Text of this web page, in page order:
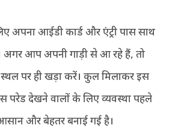
अपना आईडी कार्ड और एंट्री पास साथ
अगर आप अपनी गाड़ी से आ रहे हैं, तो
स्थल पर ही खड़ा करें। कुल मिलाकर इस
परेड देखने वालों के लिए व्यवस्था पहले
और बेहतर बनाई गई है।